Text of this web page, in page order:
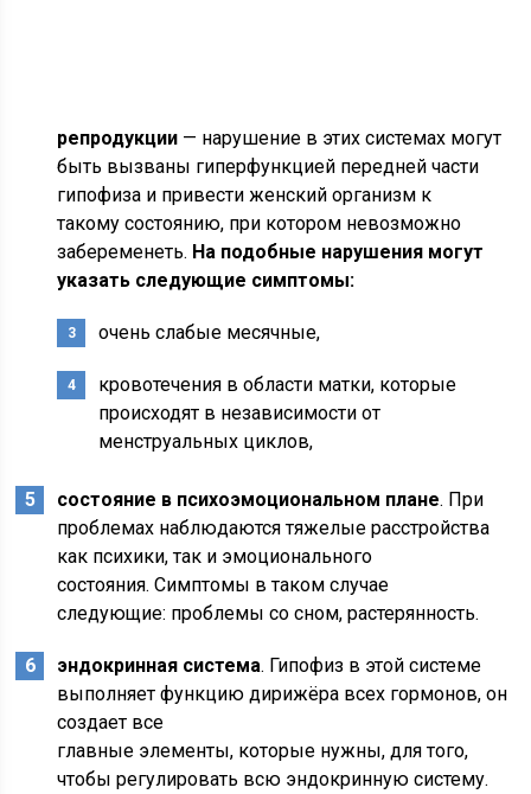
репродукции — нарушение в этих системах могут
быть вызваны гиперфункцией передней части
гипофиза и привести женский организм к
такому состоянию, при котором невозможно
забеременеть. На подобные нарушения могут
указать следующие симптомы:
очень слабые месячные,
кровотечения в области матки, которые
происходят в независимости от
менструальных циклов,
состояние в психоэмоциональном плане. При
проблемах наблюдаются тяжелые расстройства
как психики, так и эмоционального
состояния. Симптомы в таком случае
следующие: проблемы со сном, растерянность.
эндокринная система. Гипофиз в этой системе
выполняет функцию дирижёра всех гормонов, он
создает все
главные элементы, которые нужны, для того,
чтобы регулировать всю эндокринную систему.